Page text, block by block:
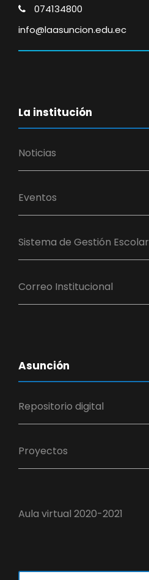
074134800
info@laasuncion.edu.ec
La institución
Noticias
Eventos
Sistema de Gestión Escolar
Correo Institucional
Asunción
Repositorio digital
Proyectos
Aula virtual 2020-2021